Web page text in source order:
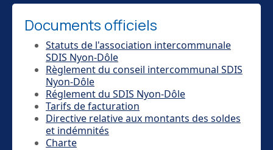
Documents officiels
Statuts de l'association intercommunale
SDIS Nyon-Dôle
Règlement du conseil intercommunal SDIS
Nyon-Dôle
Réglement du SDIS Nyon-Dôle
Tarifs de facturation
Directive relative aux montants des soldes
et indémnités
Charte